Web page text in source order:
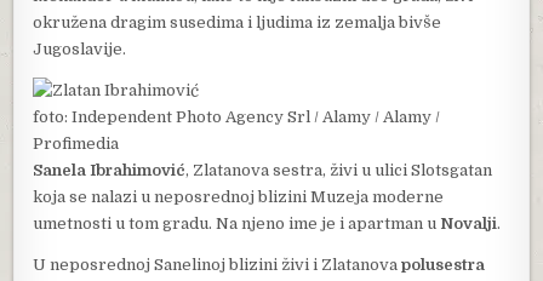
okružena dragim susedima i ljudima iz zemalja bivše
Jugoslavije.
foto: Independent Photo Agency Srl / Alamy / Alamy /
Profimedia
Sanela Ibrahimović, Zlatanova sestra, živi u ulici Slotsgatan
koja se nalazi u neposrednoj blizini Muzeja moderne
umetnosti u tom gradu. Na njeno ime je i apartman u Novalji.
U neposrednoj Sanelinoj blizini živi i Zlatanovapolusestra